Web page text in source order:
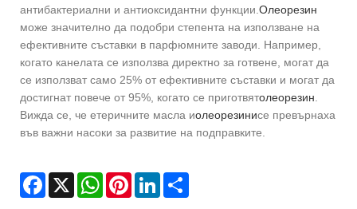
антибактериални и антиоксидантни функции.Олеорезин
може значително да подобри степента на използване на
ефективните съставки в парфюмните заводи. Например,
когато канелата се използва директно за готвене, могат да
се използват само 25% от ефективните съставки и могат да
достигнат повече от 95%, когато се приготвятолеорезин.
Вижда се, че етеричните масла иолеорезинисе превърнаха
във важни насоки за развитие на подправките.
Facebook
X WhatsAppPinterestLinkedIn